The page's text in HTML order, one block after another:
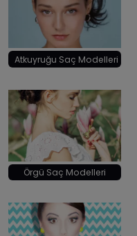
Atkuyruğu Saç Modelleri
Örgü Saç Modelleri